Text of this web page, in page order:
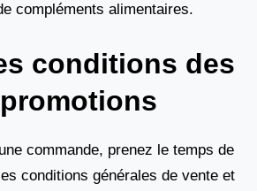
compléments alimentaires.
conditions des
commande, prenez le temps de
conditions générales de vente et